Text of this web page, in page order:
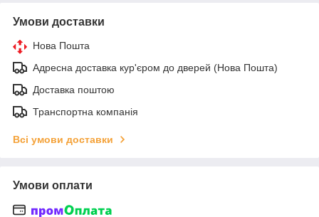
Умови доставки
Нова Пошта
Адресна доставка кур'єром до дверей (Нова Пошта)
Доставка поштою
Транспортна компанія
Всі умови доставки
Умови оплати